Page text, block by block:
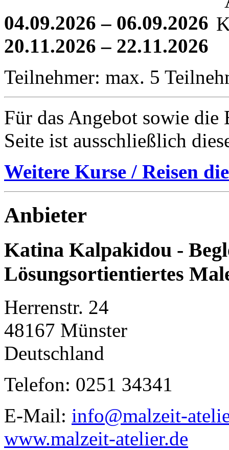
04.09.2026 – 06.09.2026
20.11.2026 – 22.11.2026
Teilnehmer: max. 5
Für das Angebot sowie
Seite ist ausschließlich
Weitere Kurse / Reisen
Anbieter
Katina Kalpakidou -
Lösungsortientiertes
Herrenstr. 24
48167 Münster
Deutschland
Telefon: 0251 34341
E-Mail: info@malzeit-
www.malzeit-atelier.de